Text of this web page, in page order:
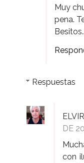
Muy
pena.
Besitos..
Respuestas
DE
con